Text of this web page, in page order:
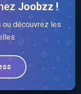
Joobzz !
découvrez les